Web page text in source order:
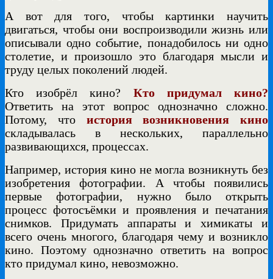
А вот для того, чтобы картинки научить
двигаться, чтобы они воспроизводили жизнь или
описывали одно событие, понадобилось ни одно
столетие, и произошло это благодаря мысли и
труду целых поколений людей.
Кто изобрёл кино? Кто придумал кино?
Ответить на этот вопрос однозначно сложно.
Потому, что история возникновения кино
складывалась в нескольких, параллельно
развивающихся, процессах.
Например, история кино не могла возникнуть без
изобретения фотографии. А чтобы появились
первые фотографии, нужно было открыть
процесс фотосъёмки и проявления и печатания
снимков. Придумать аппараты и химикаты и
всего очень многого, благодаря чему и возникло
кино. Поэтому однозначно ответить на вопрос
кто придумал кино, невозможно.